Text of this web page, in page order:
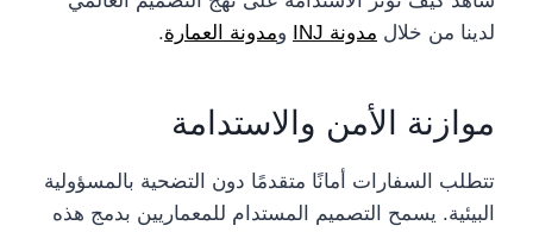
لدينا من خلال مدونة INJ ومدونة العمارة.
موازنة الأمن والاستدامة
تتطلب السفارات أمانًا متقدمًا دون التضحية بالمسؤولية
البيئية. يسمح التصميم المستدام للمعماريين بدمج هذه